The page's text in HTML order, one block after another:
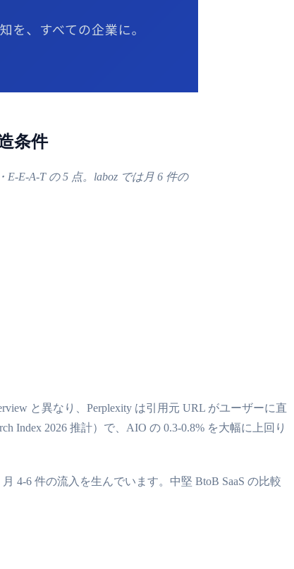
条件
E-A-T の 5 点。laboz では月 6 件の
と異なり、Perplexity は引用元 URL がユーザーに直
Index 2026 推計）で、AIO の 0.3-0.8% を大幅に上回り
4-6 件の流入を生んでいます。中堅 BtoB SaaS の比較